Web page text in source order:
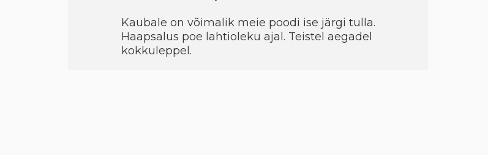
Kaubale on võimalik meie poodi ise järgi tulla.
Haapsalus poe lahtioleku ajal. Teistel aegadel
kokkuleppel.